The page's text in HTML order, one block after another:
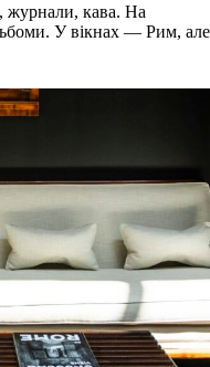
журнали, кава. На
У вікнах — Рим, але